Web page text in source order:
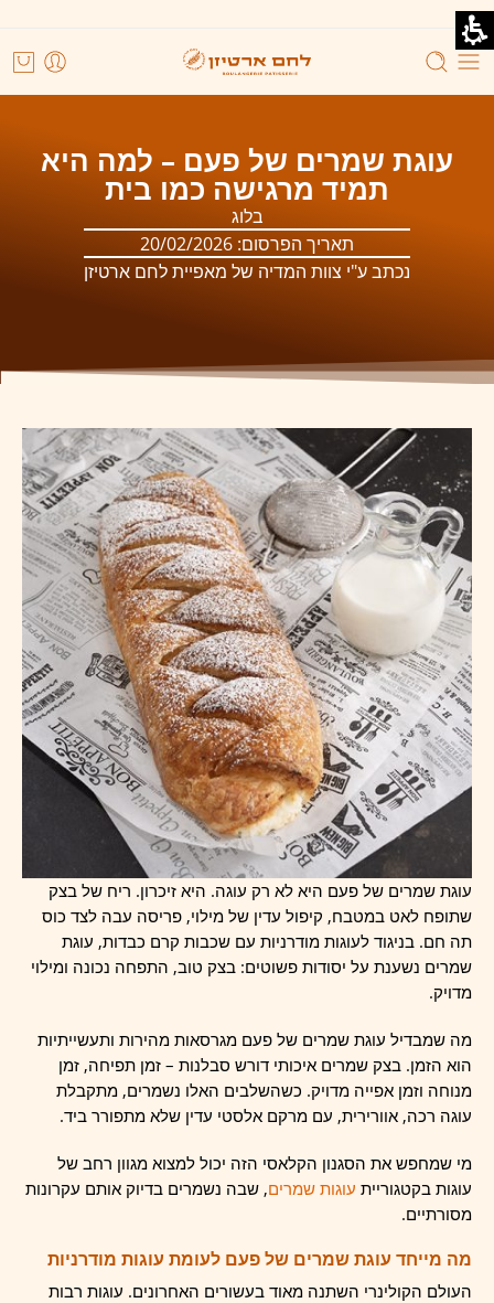
עוגת שמרים של פעם – למה היא
תמיד מרגישה כמו בית
בלוג
תאריך הפרסום: 20/02/2026
נכתב ע"י צוות המדיה של מאפיית לחם ארטיזן
עוגת שמרים של פעם היא לא רק עוגה. היא זיכרון. ריח של בצק
שתופח לאט במטבח, קיפול עדין של מילוי, פריסה עבה לצד כוס
תה חם. בניגוד לעוגות מודרניות עם שכבות קרם כבדות, עוגת
שמרים נשענת על יסודות פשוטים: בצק טוב, התפחה נכונה ומילוי
מדויק.
מה שמבדיל עוגת שמרים של פעם מגרסאות מהירות ותעשייתיות
הוא הזמן. בצק שמרים איכותי דורש סבלנות – זמן תפיחה, זמן
מנוחה וזמן אפייה מדויק. כשהשלבים האלו נשמרים, מתקבלת
עוגה רכה, אוורירית, עם מרקם אלסטי עדין שלא מתפורר ביד.
מי שמחפש את הסגנון הקלאסי הזה יכול למצוא מגוון רחב של
עוגות בקטגוריית עוגות שמרים, שבה נשמרים בדיוק אותם עקרונות
מסורתיים.
מה מייחד עוגת שמרים של פעם לעומת עוגות מודרניות
העולם הקולינרי השתנה מאוד בעשורים האחרונים. עוגות רבות